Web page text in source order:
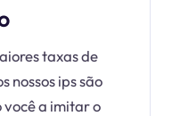
taxas de
nossos ips são
você a imitar o